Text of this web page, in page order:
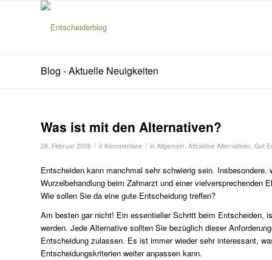
Blog - Aktuelle Neuigkeiten
Was ist mit den Alternativen?
28. Februar 2006 / 0 Kommentare / in Allgemein, Attraktive Alternativen, Gut
Entscheiden kann manchmal sehr schwierig sein.
Wurzelbehandlung beim Zahnarzt und einer vielversprechenden
Wie sollen Sie da eine gute Entscheidung treffen?
Am besten gar nicht! Ein essentieller Schritt beim Entscheiden,
werden. Jede Alternative sollten Sie bezüglich dieser
Entscheidung zulassen. Es ist immer wieder sehr interessant,
Entscheidungskriterien weiter anpassen kann.